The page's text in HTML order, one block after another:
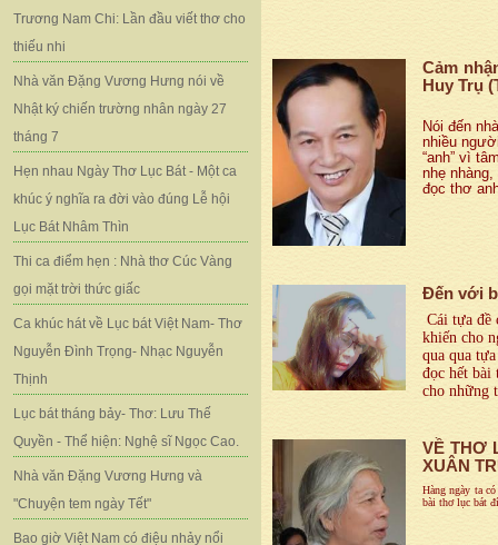
Trương Nam Chi: Lần đầu viết thơ cho
thiếu nhi
Nhà văn Đặng Vương Hưng nói về
Nhật ký chiến trường nhân ngày 27
tháng 7
Hẹn nhau Ngày Thơ Lục Bát - Một ca
khúc ý nghĩa ra đời vào đúng Lễ hội
Lục Bát Nhâm Thìn
Thi ca điểm hẹn : Nhà thơ Cúc Vàng
gọi mặt trời thức giấc
Ca khúc hát về Lục bát Việt Nam- Thơ
Nguyễn Đình Trọng- Nhạc Nguyễn
Thịnh
Lục bát tháng bảy- Thơ: Lưu Thế
Quyền - Thể hiện: Nghệ sĩ Ngọc Cao.
Nhà văn Đặng Vương Hưng và
"Chuyện tem ngày Tết"
Bao giờ Việt Nam có điệu nhảy nổi
Cảm
Huy Trụ
Nói đến
nhiều
“anh” vì
nhẹ
đọc thơ
Đến với
Cái tựa đề
khiến cho
qua qua
đọc hết bài
cho những
VỀ THƠ
XUÂN
Hàng ngày ta
bài thơ lục bát